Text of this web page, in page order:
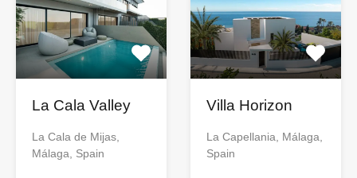
La Cala Valley
La Cala de Mijas,
Málaga, Spain
Villa Horizon
La Capellania, Málaga,
Spain